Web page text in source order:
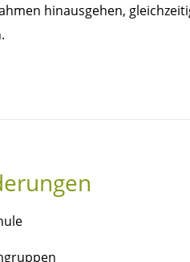
hinausgehen,